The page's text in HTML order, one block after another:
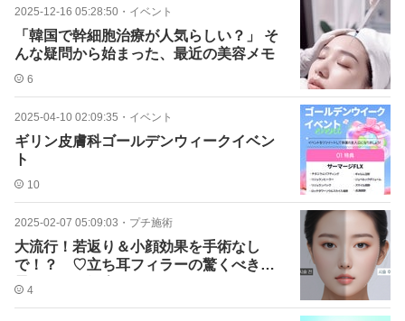
2025-12-16 05:28:50 ・ イベント
「韓国で幹細胞治療が人気らしい？」 そ
んな疑問から始まった、最近の美容メモ
6
2025-04-10 02:09:35 ・ イベント
ギリン皮膚科ゴールデンウィークイベン
ト
10
2025-02-07 05:09:03 ・ プチ施術
大流行！若返り＆小顔効果を手術なし
で！？ ♡立ち耳フィラーの驚くべき効
果を一目で紹介♡
4